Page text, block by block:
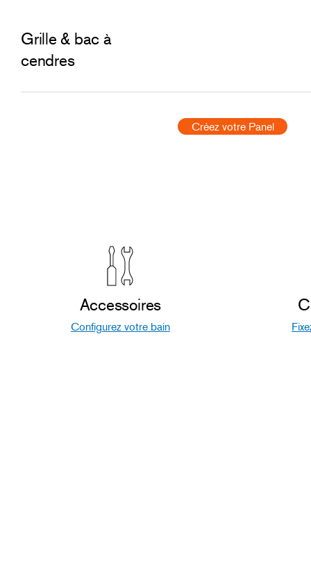
Grille & bac à
cendres
Créez votre Panel
Accessoires
Configurez votre bain